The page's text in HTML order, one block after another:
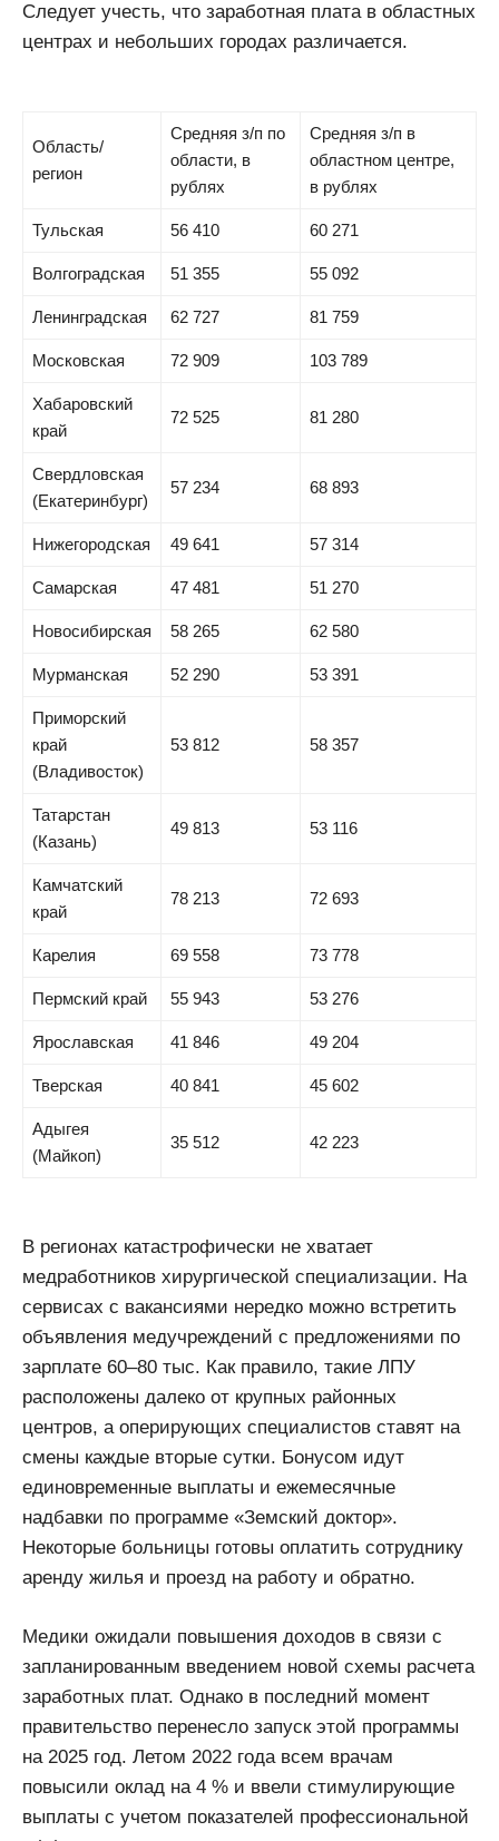
Следует учесть, что заработная плата в областных
центрах и небольших городах различается.
Область/
регион
Средняя з/п по
области, в
рублях
Средняя з/п в
областном центре,
в рублях
Тульская 56 410 60 271
Волгоградская 51 355 55 092
Ленинградская 62 727 81 759
Московская 72 909 103 789
Хабаровский
край
72 525 81 280
Свердловская
(Екатеринбург)
57 234 68 893
Нижегородская 49 641 57 314
Самарская 47 481 51 270
Новосибирская 58 265 62 580
Мурманская 52 290 53 391
Приморский
край
(Владивосток)
53 812 58 357
Татарстан
(Казань)
49 813 53 116
Камчатский
край
78 213 72 693
Карелия 69 558 73 778
Пермский край 55 943 53 276
Ярославская 41 846 49 204
Тверская 40 841 45 602
Адыгея
(Майкоп)
35 512 42 223
В регионах катастрофически не хватает
медработников хирургической специализации. На
сервисах с вакансиями нередко можно встретить
объявления медучреждений с предложениями по
зарплате 60–80 тыс. Как правило, такие ЛПУ
расположены далеко от крупных районных
центров, а оперирующих специалистов ставят на
смены каждые вторые сутки. Бонусом идут
единовременные выплаты и ежемесячные
надбавки по программе «Земский доктор».
Некоторые больницы готовы оплатить сотруднику
аренду жилья и проезд на работу и обратно.
Медики ожидали повышения доходов в связи с
запланированным введением новой схемы расчета
заработных плат. Однако в последний момент
правительство перенесло запуск этой программы
на 2025 год. Летом 2022 года всем врачам
повысили оклад на 4 % и ввели стимулирующие
выплаты с учетом показателей профессиональной